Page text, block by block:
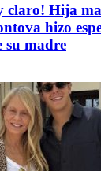
claro! Hija
hizo
su madre